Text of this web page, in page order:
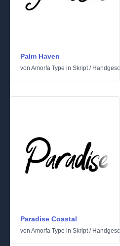
Palm Haven
von Amorfa Type in Skript/
Paradise Coastal
von Amorfa Type in Skript/